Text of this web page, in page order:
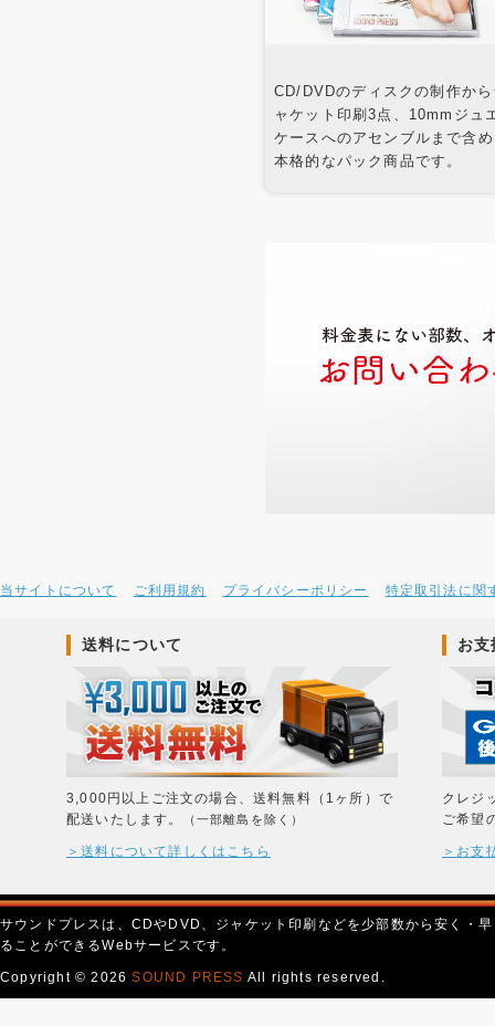
CD/DVDのディスクの制作か
ャケット印刷3点、10mmジュ
ケースへのアセンブルまで含
本格的なパック商品です。
当サイトについて ご利用規約 プライバシーポリシー 特定取引法に関
送料について
3,000円以上ご注文の場合、送料無料（1ヶ所）で
配送いたします。
（一部離島を除く）
＞送料について詳しくはこちら
お
クレジ
ご希望
＞お支
サウンドプレスは、CDやDVD、ジャケット印刷などを少部数から安く・
ることができるWebサービスです。
Copyright © 2026SOUND PRESS All rights reserved.